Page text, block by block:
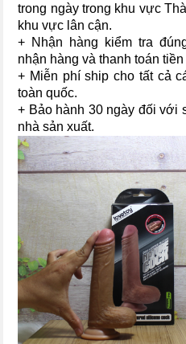
trong ngày trong khu vực
khu vực lân cận.
+ Nhận hàng kiểm tra
nhận hàng và thanh toán
+ Miễn phí ship cho tất cả
toàn quốc.
+ Bảo hành 30 ngày đối với
nhà sản xuất.